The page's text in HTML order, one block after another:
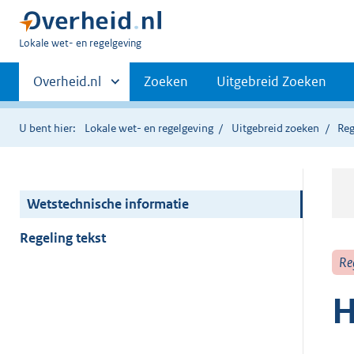
U
hier:
Lokale wet- en regelgeving
Primaire
navigatie
Andere
sites
binnen
Overheid.nl Zoeken Uitgebreid Zoeken
U bent hier: Lokale wet- en regelgeving Uitgebreid zoeken
Wetstechnische informatie
Regeling tekst